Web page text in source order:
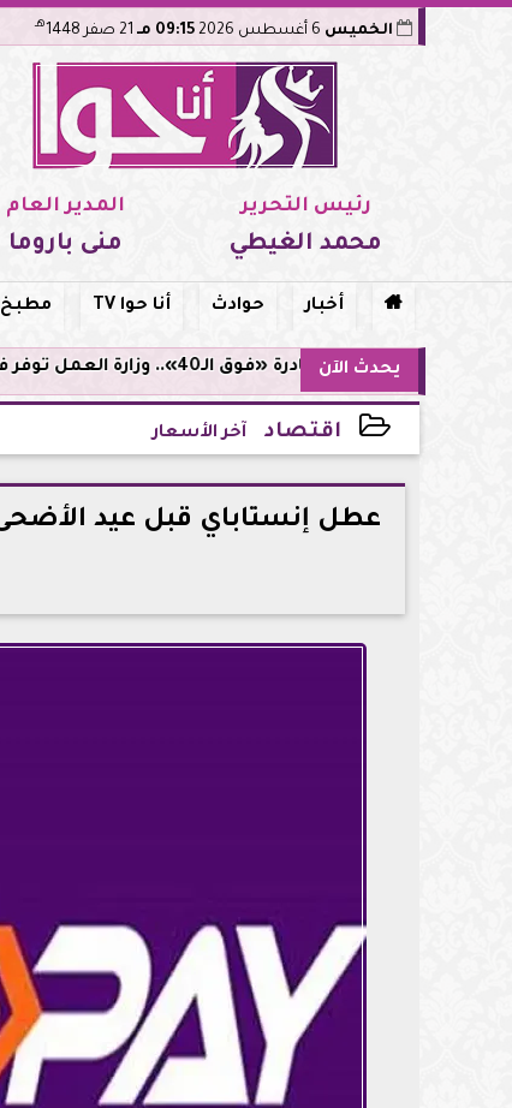
الخميس 09:15 مـ هـ
رئيس التحرير
محمد الغيطي
المدير العام
منى باروما
 أخبار حوادث أنا حوا TV مطبخ
يحدث الآن
مبادرة «فوق الـ40».. وزارة العمل توفر فرص توظيف لأصحاب الخبرات
اقتصاد آخر الأسعار
2026-05-25 19:44:21